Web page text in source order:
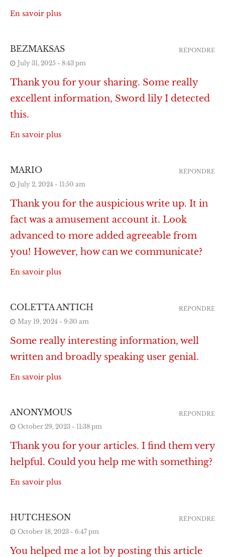
En savoir plus
BEZMAKSAS
July 31, 2025 - 8:43 pm
Thank you for your sharing. Some really
excellent information, Sword lily I detected
this.
En savoir plus
RÉPONDRE
MARIO
July 2, 2024 - 11:50 am
Thank you for the auspicious write up. It in
fact was a amusement account it. Look
advanced to more added agreeable from
you! However, how can we communicate?
En savoir plus
RÉPONDRE
COLETTA ANTICH
May 19, 2024 - 9:30 am
Some really interesting information, well
written and broadly speaking user genial.
En savoir plus
RÉPONDRE
ANONYMOUS
October 29, 2023 - 11:38 pm
Thank you for your articles. I find them very
helpful. Could you help me with something?
En savoir plus
RÉPONDRE
HUTCHESON
October 18, 2023 - 6:47 pm
You helped me a lot by posting this article
RÉPONDRE